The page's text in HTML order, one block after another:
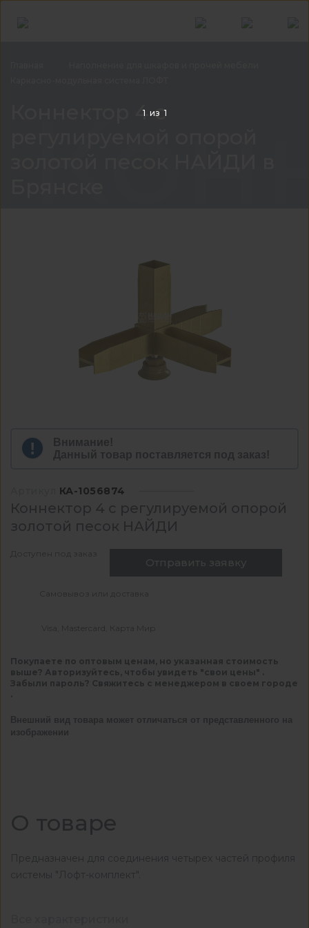
Коннектор 4 с
Внимание!
Данный товар поставляется под заказ!
КА-1056874
Коннектор 4 с регулируемой опорой
золотой песок НАЙДИ
Доступен под заказ
Отправить заявку
Самовывоз или доставка
Visa, Mastercard, Карта Мир
Покупаете по оптовым ценам, но указанная стоимость
выше? Авторизуйтесь, чтобы увидеть "свои цены" .
Забыли пароль? Свяжитесь с менеджером в своем городе
Внешний вид товара может отличаться от представленного на
изображении
О товаре
Предназначен для соединения четырех частей профиля
системы "Лофт-комплект".
1 из 1